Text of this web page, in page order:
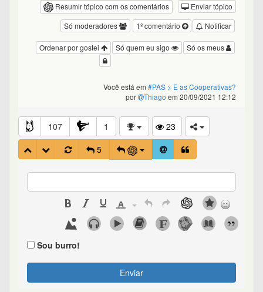
Resumir tópico com os comentários
Enviar tópico
Notificar
1º comentário
Só moderadores
Só os meus
Só quem eu sigo
Ordenar por gostei
Você está em #PAS > E as Cooperativas?
por
Thiago em 20/09/2021 12:12
107 1
23
5
Sou burro!
Enviar